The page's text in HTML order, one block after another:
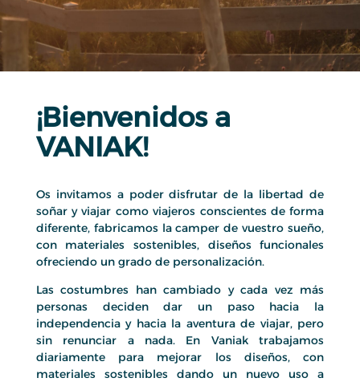
¡Bienvenidos a
VANIAK!
Os invitamos a poder disfrutar de la libertad de
soñar y viajar como viajeros conscientes de forma
diferente, fabricamos la camper de vuestro sueño,
con materiales sostenibles, diseños funcionales
ofreciendo un grado de personalización.
Las costumbres han cambiado y cada vez más
personas deciden dar un paso hacia la
independencia y hacia la aventura de viajar, pero
sin renunciar a nada. En Vaniak trabajamos
diariamente para mejorar los diseños, con
materiales sostenibles dando un nuevo uso a